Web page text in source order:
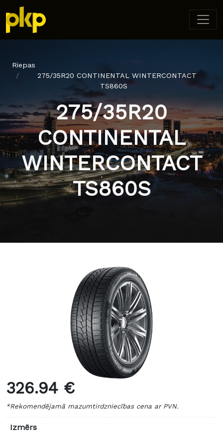
Riepas
275/35R20 CONTINENTAL WINTERCONTACT
TS860S
275/35R20
CONTINENTAL
WINTERCONTACT
TS860S
326.94 €
*Rekomendējamā mazumtirdzniecības cena ar PVN.
Izmērs